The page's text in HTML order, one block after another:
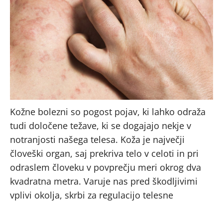
Kožne bolezni so pogost pojav, ki lahko odraža
tudi določene težave, ki se dogajajo nekje v
notranjosti našega telesa. Koža je največji
človeški organ, saj prekriva telo v celoti in pri
odraslem človeku v povprečju meri okrog dva
kvadratna metra. Varuje nas pred škodljivimi
vplivi okolja, skrbi za regulacijo telesne